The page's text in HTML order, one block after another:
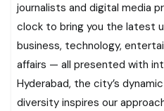
journalists and digital media
clock to bring you the latest
business, technology,
affairs — all presented with
Hyderabad, the city’s
diversity inspires our